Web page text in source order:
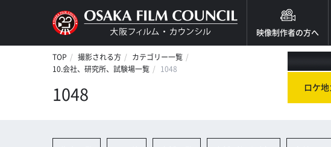
映像制作者の方へ
TOP 撮影される方
カテゴリー一覧
10.会社、研究所、試験場一覧
1048
1048 ロケ